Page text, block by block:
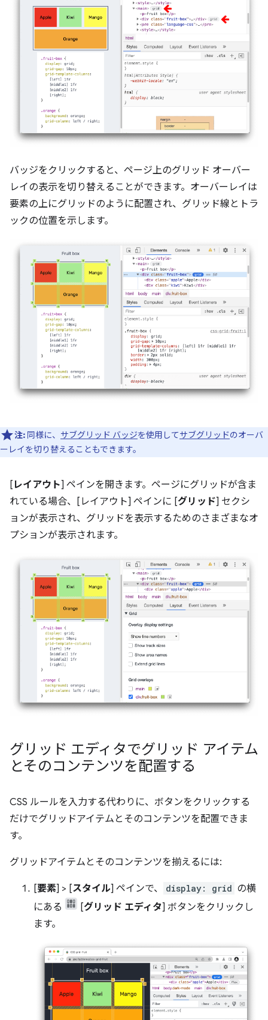
バッジをクリックすると、ページ上のグリッド オーバー
レイの表示を切り替えることができます。オーバーレイは
要素の上にグリッドのように配置され、グリッド線とトラ
ックの位置を示します。
注: 同様に、 サブグリッド バッジを使用してサブグリッドのオーバ
ーレイを切り替えることもできます。
[ レイアウト] ペインを開きます。ページにグリッドが含ま
れている場合、[レイアウト] ペインに [グリッド] セクシ
ョンが表示され、グリッドを表示するためのさまざまなオ
プションが表示されます。
グリッド エディタでグリッド アイテム
とそのコンテンツを配置する
CSS ルールを入力する代わりに、ボタンをクリックする
だけでグリッドアイテムとそのコンテンツを配置できま
す。
グリッドアイテムとそのコンテンツを揃えるには:
[要素] > [スタイル] ペインで、 display: grid の横
にある
[グリッド エディタ] ボタンをクリックし
ます。